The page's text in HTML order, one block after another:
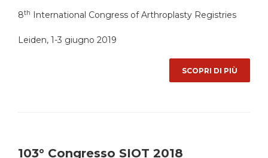
8th International Congress of Arthroplasty Registries
Leiden, 1-3 giugno 2019
SCOPRI DI PIÙ
103° Congresso SIOT 2018